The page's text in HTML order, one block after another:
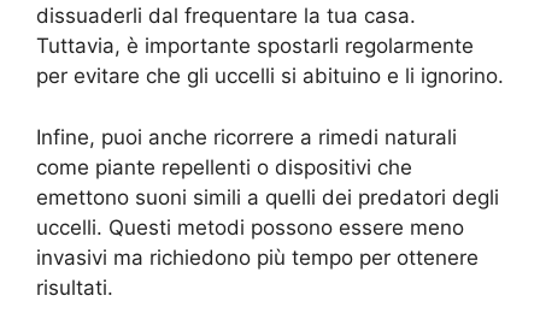
dissuaderli dal frequentare la tua casa.
Tuttavia, è importante spostarli regolarmente
per evitare che gli uccelli si abituino e li ignorino.
Infine, puoi anche ricorrere a rimedi naturali
come piante repellenti o dispositivi che
emettono suoni simili a quelli dei predatori degli
uccelli. Questi metodi possono essere meno
invasivi ma richiedono più tempo per ottenere
risultati.